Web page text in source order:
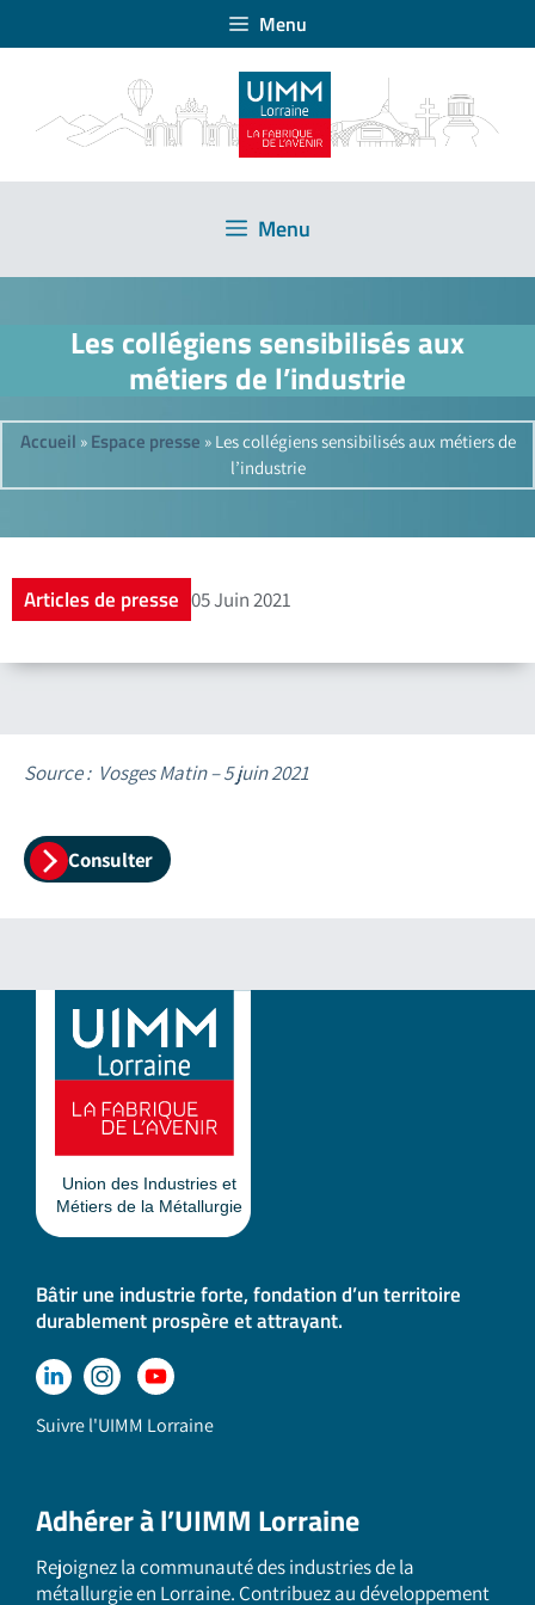
Menu
Menu
Les collégiens sensibilisés aux
métiers de l’industrie
Accueil » Espace presse » Les collégiens sensibilisés aux métiers de
l’industrie
Articles de presse 05 Juin 2021
Source : Vosges Matin – 5 juin 2021
Consulter
Bâtir une industrie forte, fondation d’un territoire
durablement prospère et attrayant.
Suivre l'UIMM Lorraine
Adhérer à l’UIMM Lorraine
Rejoignez la communauté des industries de la
métallurgie en Lorraine. Contribuez au développement